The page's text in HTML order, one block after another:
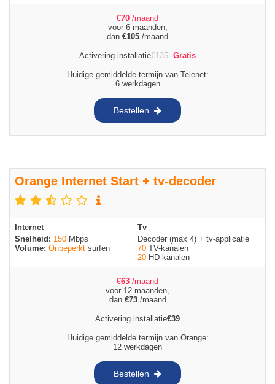
€70 /maand
voor 6 maanden,
dan €105 /maand
Activering installatie€135 Gratis
Huidige gemiddelde termijn van Telenet:
6 werkdagen
Bestellen
Orange Internet Start + tv-decoder
Internet
Snelheid: 150 Mbps
Volume: Onbeperkt surfen
Tv
Decoder (max 4) + tv-applicatie
70 TV-kanalen
20 HD-kanalen
€63 /maand
voor 12 maanden,
dan €73/maand
Activering installatie€39
Huidige gemiddelde termijn van Orange:
12 werkdagen
Bestellen